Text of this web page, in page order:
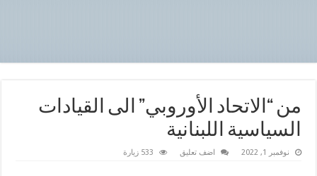
من “الاتحاد الأوروبي” الى القيادات
السياسية اللبنانية
نوفمبر 1, 2022 اضف تعليق 533 زيارة